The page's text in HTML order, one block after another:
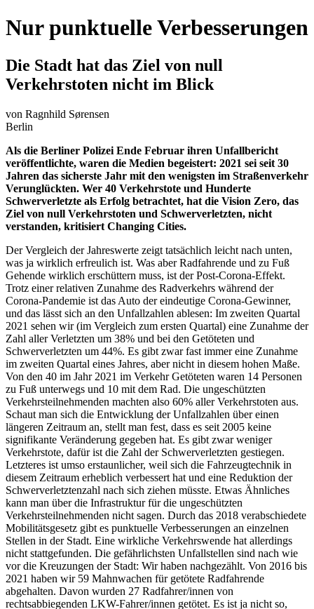
Nur punktuelle Verbesserungen
Die Stadt hat das Ziel von null
Verkehrstoten nicht im Blick
von Ragnhild Sørensen
Berlin
Als die Berliner Polizei Ende Februar ihren Unfallbericht
veröffentlichte, waren die Medien begeistert: 2021 sei seit 30
Jahren das sicherste Jahr mit den wenigsten im Straßenverkehr
Verunglückten. Wer 40 Verkehrstote und Hunderte
Schwerverletzte als Erfolg betrachtet, hat die Vision Zero, das
Ziel von null Verkehrstoten und Schwerverletzten, nicht
verstanden, kritisiert Changing Cities.
Der Vergleich der Jahreswerte zeigt tatsächlich leicht nach unten,
was ja wirklich erfreulich ist. Was aber Radfahrende und zu Fuß
Gehende wirklich erschüttern muss, ist der Post-Corona-Effekt.
Trotz einer relativen Zunahme des Radverkehrs während der
Corona-Pandemie ist das Auto der eindeutige Corona-Gewinner,
und das lässt sich an den Unfallzahlen ablesen: Im zweiten Quartal
2021 sehen wir (im Vergleich zum ersten Quartal) eine Zunahme der
Zahl aller Verletzten um 38% und bei den Getöteten und
Schwerverletzten um 44%. Es gibt zwar fast immer eine Zunahme
im zweiten Quartal eines Jahres, aber nicht in diesem hohen Maße.
Von den 40 im Jahr 2021 im Verkehr Getöteten waren 14 Personen
zu Fuß unterwegs und 10 mit dem Rad. Die ungeschützten
Verkehrsteilnehmenden machten also 60% aller Verkehrstoten aus.
Schaut man sich die Entwicklung der Unfallzahlen über einen
längeren Zeitraum an, stellt man fest, dass es seit 2005 keine
signifikante Veränderung gegeben hat. Es gibt zwar weniger
Verkehrstote, dafür ist die Zahl der Schwerverletzten gestiegen.
Letzteres ist umso erstaunlicher, weil sich die Fahrzeugtechnik in
diesem Zeitraum erheblich verbessert hat und eine Reduktion der
Schwerverletztenzahl nach sich ziehen müsste. Etwas Ähnliches
kann man über die Infrastruktur für die ungeschützten
Verkehrsteilnehmenden nicht sagen. Durch das 2018 verabschiedete
Mobilitätsgesetz gibt es punktuelle Verbesserungen an einzelnen
Stellen in der Stadt. Eine wirkliche Verkehrswende hat allerdings
nicht stattgefunden. Die gefährlichsten Unfallstellen sind nach wie
vor die Kreuzungen der Stadt: Wir haben nachgezählt. Von 2016 bis
2021 haben wir 59 Mahnwachen für getötete Radfahrende
abgehalten. Davon wurden 27 Radfahrer/innen von
rechtsabbiegenden LKW-Fahrer/innen getötet. Es ist ja nicht so,